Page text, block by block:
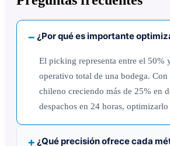
¿Por qué es importante
El picking representa entre el 50%
operativo total de una bodega. Con
chileno creciendo más de 25% en
despachos en 24 horas, optimizarlo
¿Qué precisión ofrece cada